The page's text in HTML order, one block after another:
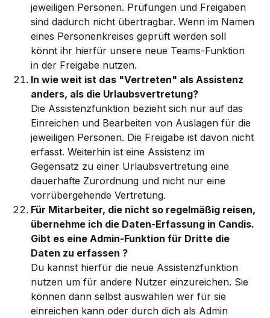
jeweiligen Personen. Prüfungen und Freigaben
sind dadurch nicht übertragbar. Wenn im Namen
eines Personenkreises geprüft werden soll
könnt ihr hierfür unsere neue Teams-Funktion
in der Freigabe nutzen.
In wie weit ist das "Vertreten" als Assistenz
anders, als die Urlaubsvertretung?
Die Assistenzfunktion bezieht sich nur auf das
Einreichen und Bearbeiten von Auslagen für die
jeweiligen Personen. Die Freigabe ist davon nicht
erfasst. Weiterhin ist eine Assistenz im
Gegensatz zu einer Urlaubsvertretung eine
dauerhafte Zurordnung und nicht nur eine
vorrübergehende Vertretung.
Für Mitarbeiter, die nicht so regelmäßig reisen,
übernehme ich die Daten-Erfassung in Candis.
Gibt es eine Admin-Funktion für Dritte die
Daten zu erfassen ?
Du kannst hierfür die neue Assistenzfunktion
nutzen um für andere Nutzer einzureichen. Sie
können dann selbst auswählen wer für sie
einreichen kann oder durch dich als Admin